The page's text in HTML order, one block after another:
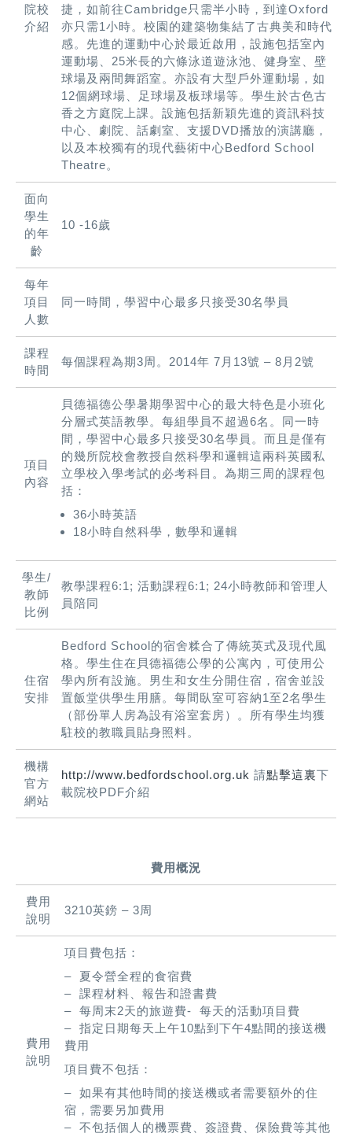
院校
介紹
捷，如前往Cambridge只需半小時，到達Oxford
亦只需1小時。校園的建築物集結了古典美和時代
感。先進的運動中心於最近啟用，設施包括室內
運動場、25米長的六條泳道遊泳池、健身室、壁
球場及兩間舞蹈室。亦設有大型戶外運動場，如
12個網球場、足球場及板球場等。學生於古色古
香之方庭院上課。設施包括新穎先進的資訊科技
中心、劇院、話劇室、支援DVD播放的演講廳，
以及本校獨有的現代藝術中心Bedford School
Theatre。
面向
學生
的年
齡
10 -16歲
每年
項目
人數
同一時間，學習中心最多只接受30名學員
課程
時間
每個課程為期3周。2014年 7月13號 – 8月2號
項目
內容
貝德福德公學暑期學習中心的最大特色是小班化
分層式英語教學。每組學員不超過6名。同一時
間，學習中心最多只接受30名學員。而且是僅有
的幾所院校會教授自然科學和邏輯這兩科英國私
立學校入學考試的必考科目。為期三周的課程包
括：
36小時英語
18小時自然科學，數學和邏輯
學生/
教師
比例
教學課程6:1; 活動課程6:1; 24小時教師和管理人
員陪同
住宿
安排
Bedford School的宿舍糅合了傳統英式及現代風
格。學生住在貝德福德公學的公寓內，可使用公
學內所有設施。男生和女生分開住宿，宿舍並設
置飯堂供學生用膳。每間臥室可容納1至2名學生
（部份單人房為設有浴室套房）。所有學生均獲
駐校的教職員貼身照料。
機構
官方
網站
http://www.bedfordschool.org.uk 請點擊這裏下
載院校PDF介紹
費用概況
費用
說明
3210英鎊 – 3周
費用
說明
項目費包括：
– 夏令營全程的食宿費
– 課程材料、報告和證書費
– 每周末2天的旅遊費- 每天的活動項目費
– 指定日期每天上午10點到下午4點間的接送機
費用
項目費不包括：
– 如果有其他時間的接送機或者需要額外的住
宿，需要另加費用
– 不包括個人的機票費、簽證費、保險費等其他